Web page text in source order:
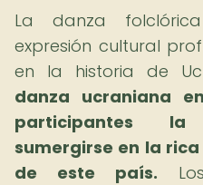
La danza
expresión cultural
en la historia de
danza ucraniana
participantes
sumergirse en la
de este país.